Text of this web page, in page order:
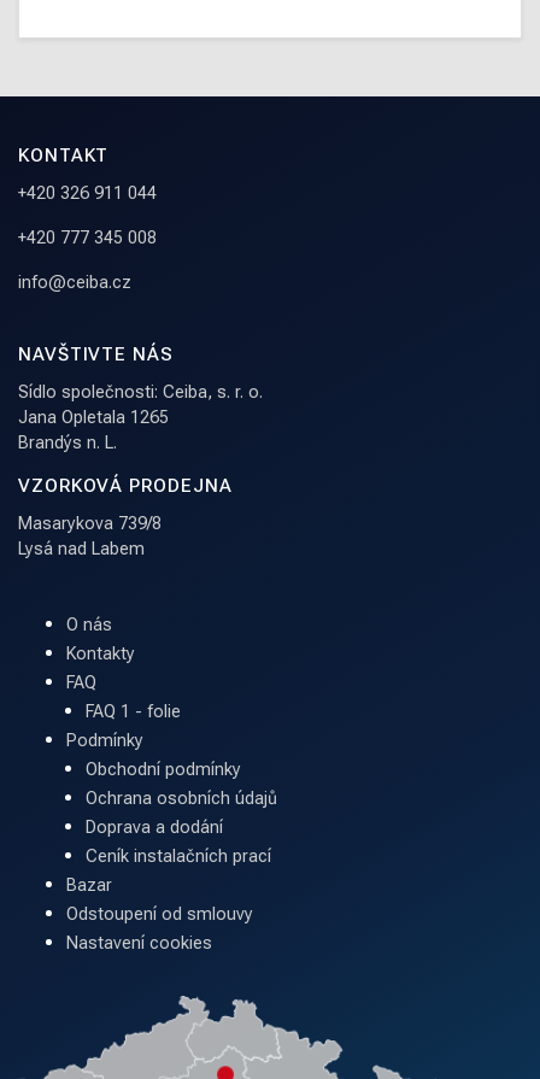
KONTAKT
+420 326 911 044
+420 777 345 008
info@ceiba.cz
NAVŠTIVTE NÁS
Sídlo společnosti: Ceiba, s. r. o.
Jana Opletala 1265
Brandýs n. L.
VZORKOVÁ PRODEJNA
Masarykova 739/8
Lysá nad Labem
O nás
Kontakty
FAQ
FAQ 1 - folie
Podmínky
Obchodní podmínky
Ochrana osobních údajů
Doprava a dodání
Ceník instalačních prací
Bazar
Odstoupení od smlouvy
Nastavení cookies